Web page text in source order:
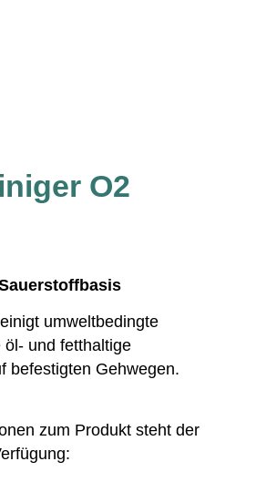
O2
umweltbedingte
und fetthaltige
befestigten Gehwegen.
zum Produkt steht der